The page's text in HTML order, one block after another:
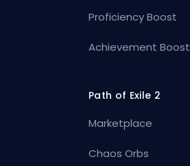
Proficiency Boost
Achievement Boost
Path of Exile 2
Marketplace
Chaos Orbs